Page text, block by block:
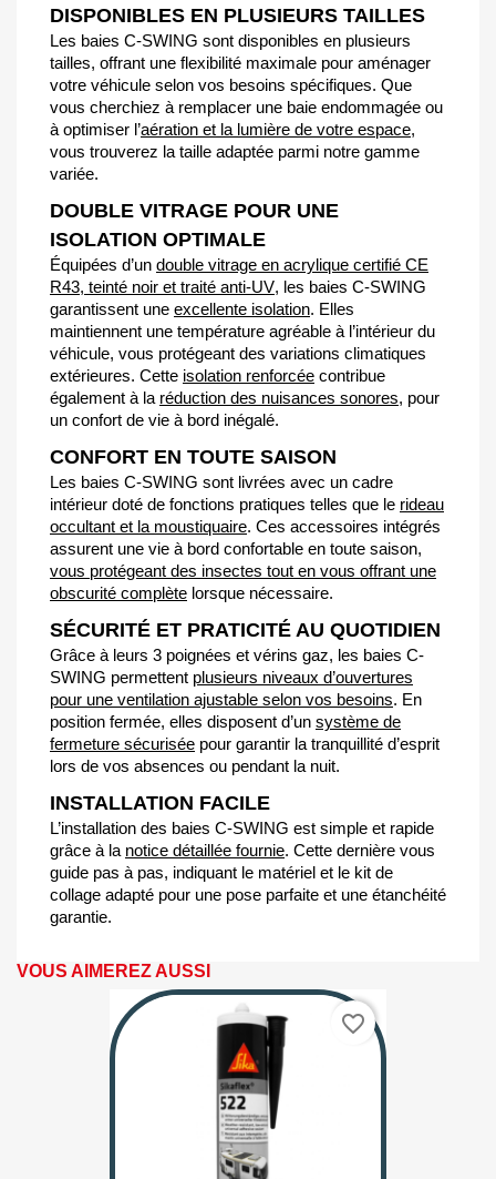
DISPONIBLES EN PLUSIEURS TAILLES
Les baies C-SWING sont disponibles en plusieurs
tailles, offrant une flexibilité maximale pour aménager
votre véhicule selon vos besoins spécifiques. Que
vous cherchiez à remplacer une baie endommagée ou
à optimiser l’aération et la lumière de votre espace,
vous trouverez la taille adaptée parmi notre gamme
variée.
DOUBLE VITRAGE POUR UNE
ISOLATION OPTIMALE
Équipées d’un double vitrage en acrylique certifié CE
R43, teinté noir et traité anti-UV, les baies C-SWING
garantissent une excellente isolation. Elles
maintiennent une température agréable à l’intérieur du
véhicule, vous protégeant des variations climatiques
extérieures. Cette isolation renforcée contribue
également à la réduction des nuisances sonores, pour
un confort de vie à bord inégalé.
CONFORT EN TOUTE SAISON
Les baies C-SWING sont livrées avec un cadre
intérieur doté de fonctions pratiques telles que le rideau
occultant et la moustiquaire. Ces accessoires intégrés
assurent une vie à bord confortable en toute saison,
vous protégeant des insectes tout en vous offrant une
obscurité complète lorsque nécessaire.
SÉCURITÉ ET PRATICITÉ AU QUOTIDIEN
Grâce à leurs 3 poignées et vérins gaz, les baies C-
SWING permettent plusieurs niveaux d’ouvertures
pour une ventilation ajustable selon vos besoins. En
position fermée, elles disposent d’un système de
fermeture sécurisée pour garantir la tranquillité d’esprit
lors de vos absences ou pendant la nuit.
INSTALLATION FACILE
L’installation des baies C-SWING est simple et rapide
grâce à la notice détaillée fournie. Cette dernière vous
guide pas à pas, indiquant le matériel et le kit de
collage adapté pour une pose parfaite et une étanchéité
garantie.
VOUS AIMEREZ AUSSI
favorite_border